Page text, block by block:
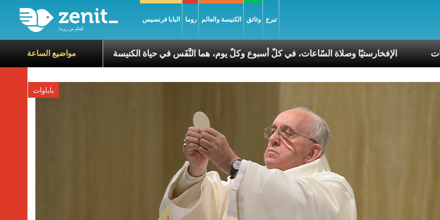
البابا فرنسيس روما الكنيسة والعالم وثائق تبرع
مواضيع الساعةالإفخارستيّا وصلاة السّاعات، في كلّ أسبوع وكلّ يوم، هما النَّفَس في حياة الكنيسة في عصر الانقسامات
باباوات